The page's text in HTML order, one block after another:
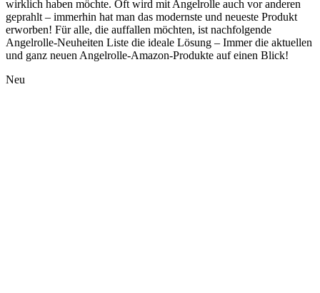
wirklich haben möchte. Oft wird mit Angelrolle auch vor anderen
geprahlt – immerhin hat man das modernste und neueste Produkt
erworben! Für alle, die auffallen möchten, ist nachfolgende
Angelrolle-Neuheiten Liste die ideale Lösung – Immer die aktuellen
und ganz neuen Angelrolle-Amazon-Produkte auf einen Blick!
Neu